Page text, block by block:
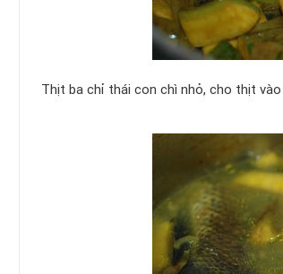
Thịt ba chỉ thái con chì nhỏ, cho thịt